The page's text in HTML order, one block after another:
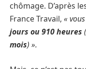
chômage. D’après
France Travail, «
jours ou 910 heures
mois) ».